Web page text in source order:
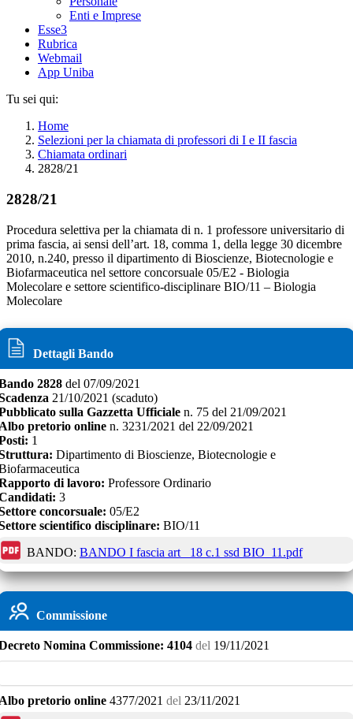
Enti e Imprese
Esse3
Rubrica
Webmail
App Uniba
Tu sei qui:
Home
Selezioni per la chiamata di professori di I e II fascia
Chiamata ordinari
2828/21
2828/21
Procedura selettiva per la chiamata di n. 1 professore universitario di
prima fascia, ai sensi dell’art. 18, comma 1, della legge 30 dicembre
2010, n.240, presso il dipartimento di Bioscienze, Biotecnologie e
Biofarmaceutica nel settore concorsuale 05/E2 - Biologia
Molecolare e settore scientifico-disciplinare BIO/11 – Biologia
Molecolare
Dettagli Bando
2828 del 07/09/2021
21/10/2021 (scaduto)
sulla Gazzetta Ufficiale n. 75 del 21/09/2021
pretorio online n. 3231/2021 del 22/09/2021
1
Dipartimento di Bioscienze, Biotecnologie e
di lavoro: Professore Ordinario
3
concorsuale: 05/E2
scientifico disciplinare: BIO/11
BANDO: BANDO I fascia art_ 18 c.1 ssd BIO_11.pdf
Commissione
Nomina Commissione: 4104 del 19/11/2021
pretorio online 4377/2021 del 23/11/2021